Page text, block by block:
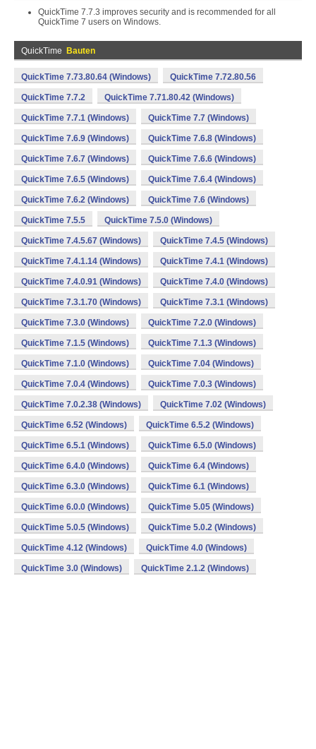
QuickTime 7.7.3 improves security and is recommended for all
QuickTime 7 users on Windows.
QuickTime Bauten
QuickTime 7.73.80.64 (Windows) QuickTime 7.72.80.56
QuickTime 7.7.2 QuickTime 7.71.80.42 (Windows)
QuickTime 7.7.1 (Windows) QuickTime 7.7 (Windows)
QuickTime 7.6.9 (Windows) QuickTime 7.6.8 (Windows)
QuickTime 7.6.7 (Windows) QuickTime 7.6.6 (Windows)
QuickTime 7.6.5 (Windows) QuickTime 7.6.4 (Windows)
QuickTime 7.6.2 (Windows) QuickTime 7.6 (Windows)
QuickTime 7.5.5 QuickTime 7.5.0 (Windows)
QuickTime 7.4.5.67 (Windows) QuickTime 7.4.5 (Windows)
QuickTime 7.4.1.14 (Windows) QuickTime 7.4.1 (Windows)
QuickTime 7.4.0.91 (Windows) QuickTime 7.4.0 (Windows)
QuickTime 7.3.1.70 (Windows) QuickTime 7.3.1 (Windows)
QuickTime 7.3.0 (Windows) QuickTime 7.2.0 (Windows)
QuickTime 7.1.5 (Windows) QuickTime 7.1.3 (Windows)
QuickTime 7.1.0 (Windows) QuickTime 7.04 (Windows)
QuickTime 7.0.4 (Windows) QuickTime 7.0.3 (Windows)
QuickTime 7.0.2.38 (Windows) QuickTime 7.02 (Windows)
QuickTime 6.52 (Windows) QuickTime 6.5.2 (Windows)
QuickTime 6.5.1 (Windows) QuickTime 6.5.0 (Windows)
QuickTime 6.4.0 (Windows) QuickTime 6.4 (Windows)
QuickTime 6.3.0 (Windows) QuickTime 6.1 (Windows)
QuickTime 6.0.0 (Windows) QuickTime 5.05 (Windows)
QuickTime 5.0.5 (Windows) QuickTime 5.0.2 (Windows)
QuickTime 4.12 (Windows) QuickTime 4.0 (Windows)
QuickTime 3.0 (Windows) QuickTime 2.1.2 (Windows)